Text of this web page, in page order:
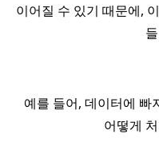
이어질 수 있기 때문에,
예를 들어, 데이터에 빠
어떻게